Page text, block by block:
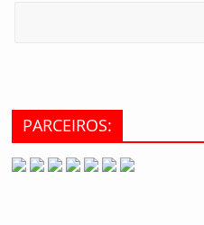
PARCEIROS: